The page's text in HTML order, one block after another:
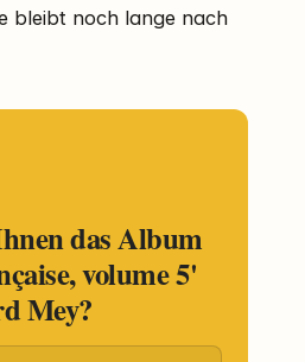
bleibt noch lange nach
das Album
volume 5'
Mey?